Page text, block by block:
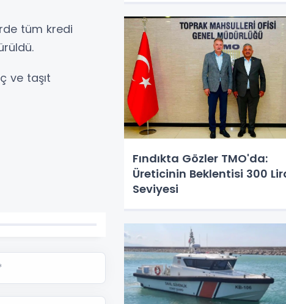
tüm kredi
ve taşıt
Fındıkta Gözler TMO'da:
Üreticinin Beklentisi 300
Seviyesi